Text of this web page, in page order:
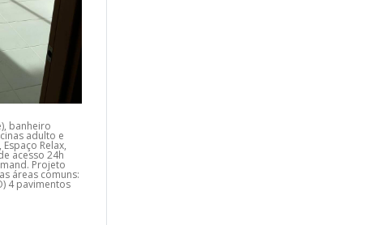
banheiro
adulto e
Relax,
acesso 24h
Projeto
áreas comuns:
4 pavimentos